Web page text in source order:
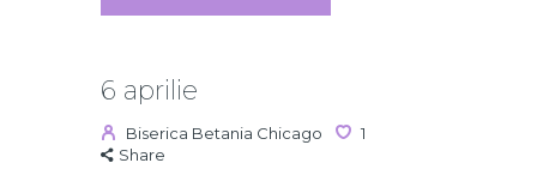
6 aprilie
Biserica Betania Chicago
1
Share